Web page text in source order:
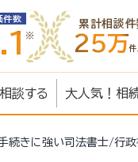
件数 累計相談件
25万件
談する 大人気！相
続きに強い司法書士/行